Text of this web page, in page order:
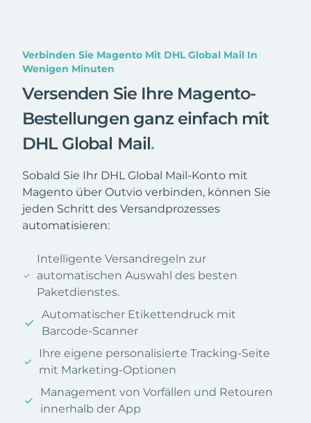
Verbinden Sie Magento Mit DHL Global Mail In
Wenigen Minuten
Versenden Sie Ihre Magento-
Bestellungen ganz einfach mit
DHL Global Mail.
Sobald Sie Ihr DHL Global Mail-Konto mit
Magento über Outvio verbinden, können Sie
jeden Schritt des Versandprozesses
automatisieren:
Intelligente Versandregeln zur
automatischen Auswahl des besten
Paketdienstes.
Automatischer Etikettendruck mit
Barcode-Scanner
Ihre eigene personalisierte Tracking-Seite
mit Marketing-Optionen
Management von Vorfällen und Retouren
innerhalb der App